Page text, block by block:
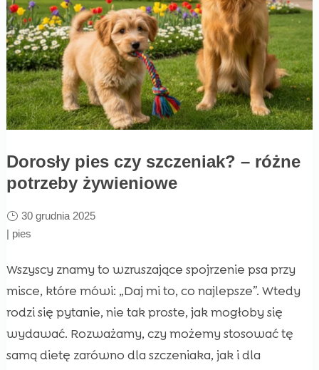
Dorosły pies czy szczeniak? – różne
potrzeby żywieniowe
30 grudnia 2025
| pies
Wszyscy znamy to wzruszające spojrzenie psa przy
misce, które mówi: „Daj mi to, co najlepsze”. Wtedy
rodzi się pytanie, nie tak proste, jak mogłoby się
wydawać. Rozważamy, czy możemy stosować tę
samą dietę zarówno dla szczeniaka, jak i dla